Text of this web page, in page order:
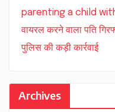
parenting a child
वायरल करने वाला पति
पुलिस की कड़ी कार्रवाई
Archives